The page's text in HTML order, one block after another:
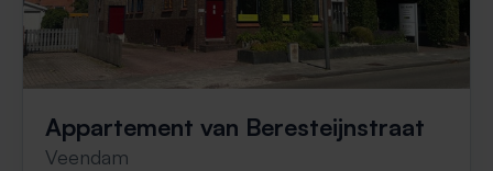
Appartement van Beresteijnstraat
Veendam